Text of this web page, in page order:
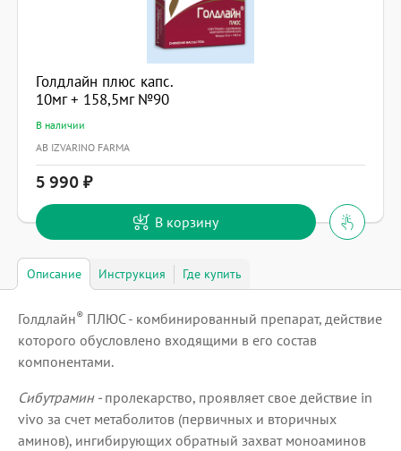
Голдлайн плюс капс.
10мг + 158,5мг №90
В наличии
AB IZVARINO FARMA
5 990
В корзину
Описание Инструкция Где купить
Голдлайн® ПЛЮС - комбинированный препарат, действие
которого обусловлено входящими в его состав
компонентами.
Сибутрамин - пролекарство, проявляет свое действие in
vivo за счет метаболитов (первичных и вторичных
аминов), ингибирующих обратный захват моноаминов